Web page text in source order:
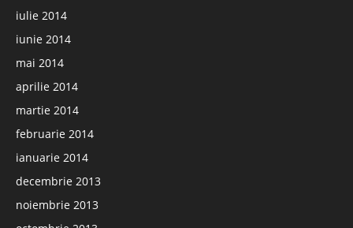
iulie 2014
iunie 2014
mai 2014
aprilie 2014
martie 2014
februarie 2014
ianuarie 2014
decembrie 2013
noiembrie 2013